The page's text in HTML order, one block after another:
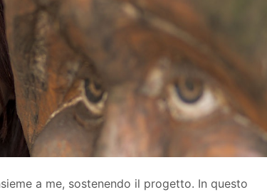
a me, sostenendo il progetto. In questo